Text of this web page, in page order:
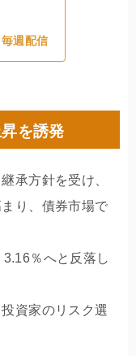
週配信
を誘発
承方針を受け、
り、債券市場で
3.16％へと反落し
資家のリスク選